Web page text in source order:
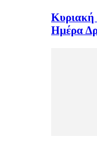
Κυριακή
Ημέρα